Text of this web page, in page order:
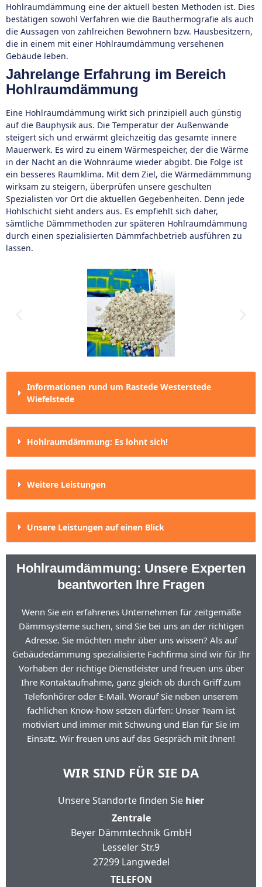
Hohlraumdämmung eine der aktuell besten Methoden ist. Dies
bestätigen sowohl Verfahren wie die Bauthermografie als auch
die Aussagen von zahlreichen Bewohnern bzw. Hausbesitzern,
die in einem mit einer Hohlraumdämmung versehenen
Gebäude leben.
Jahrelange Erfahrung im Bereich
Hohlraumdämmung
Eine Hohlraumdämmung wirkt sich prinzipiell auch günstig
auf die Bauphysik aus. Die Temperatur der Außenwände
steigert sich und erwärmt gleichzeitig das gesamte innere
Mauerwerk. Es wird zu einem Wärmespeicher, der die Wärme
in der Nacht an die Wohnräume wieder abgibt. Die Folge ist
ein besseres Raumklima. Mit dem Ziel, die Wärmedämmmung
wirksam zu steigern, überprüfen unsere geschulten
Spezialisten vor Ort die aktuellen Gegebenheiten. Denn jede
Hohlschicht sieht anders aus. Es empfiehlt sich daher,
sämtliche Dämmmethoden zur späteren Hohlraumdämmung
durch einen spezialisierten Dämmfachbetrieb ausführen zu
lassen.
Informationen rund um Rastede Westerstede
Wiefelstede
Hohlraumdämmung: Es lohnt sich!
Weitere Leistungen
Unsere Leistungen auf einen Blick
Hohlraumdämmung: Unsere Experten
beantworten Ihre Fragen
Wenn Sie ein erfahrenes Unternehmen für zeitgemäße
Dämmsysteme suchen, sind Sie bei uns an der richtigen
Adresse. Sie möchten mehr über uns wissen? Als auf
Gebäudedämmung spezialisierte Fachfirma sind wir für Ihr
Vorhaben der richtige Dienstleister und freuen uns über
Ihre Kontaktaufnahme, ganz gleich ob durch Griff zum
Telefonhörer oder E-Mail. Worauf Sie neben unserem
fachlichen Know-how setzen dürfen: Unser Team ist
motiviert und immer mit Schwung und Elan für Sie im
Einsatz. Wir freuen uns auf das Gespräch mit Ihnen!
WIR SIND FÜR SIE DA
Unsere Standorte finden Sie hier
Zentrale
Beyer Dämmtechnik GmbH
Lesseler Str.9
27299 Langwedel
TELEFON